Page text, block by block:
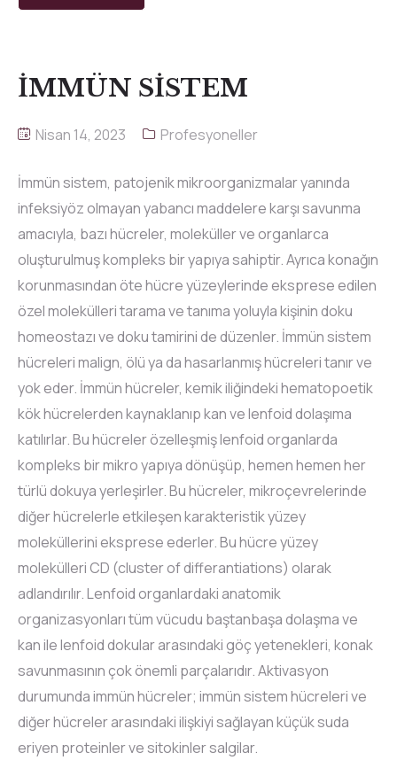
İMMÜN SİSTEM
Nisan 14, 2023 Profesyoneller
İmmün sistem, patojenik mikroorganizmalar yanında
infeksiyöz olmayan yabancı maddelere karşı savunma
amacıyla, bazı hücreler, moleküller ve organlarca
oluşturulmuş kompleks bir yapıya sahiptir. Ayrıca konağın
korunmasından öte hücre yüzeylerinde eksprese edilen
özel molekülleri tarama ve tanıma yoluyla kişinin doku
homeostazı ve doku tamirini de düzenler. İmmün sistem
hücreleri malign, ölü ya da hasarlanmış hücreleri tanır ve
yok eder. İmmün hücreler, kemik iliğindeki hematopoetik
kök hücrelerden kaynaklanıp kan ve lenfoid dolaşıma
katılırlar. Bu hücreler özelleşmiş lenfoid organlarda
kompleks bir mikro yapıya dönüşüp, hemen hemen her
türlü dokuya yerleşirler. Bu hücreler, mikroçevrelerinde
diğer hücrelerle etkileşen karakteristik yüzey
moleküllerini eksprese ederler. Bu hücre yüzey
molekülleri CD (cluster of differantiations) olarak
adlandırılır. Lenfoid organlardaki anatomik
organizasyonları tüm vücudu baştanbaşa dolaşma ve
kan ile lenfoid dokular arasındaki göç yetenekleri, konak
savunmasının çok önemli parçalarıdır. Aktivasyon
durumunda immün hücreler; immün sistem hücreleri ve
diğer hücreler arasındaki ilişkiyi sağlayan küçük suda
eriyen proteinler ve sitokinler salgilar.